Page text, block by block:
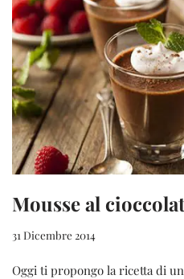
Mousse al
31 Dicembre 2014
Oggi ti propongo la ricetta di